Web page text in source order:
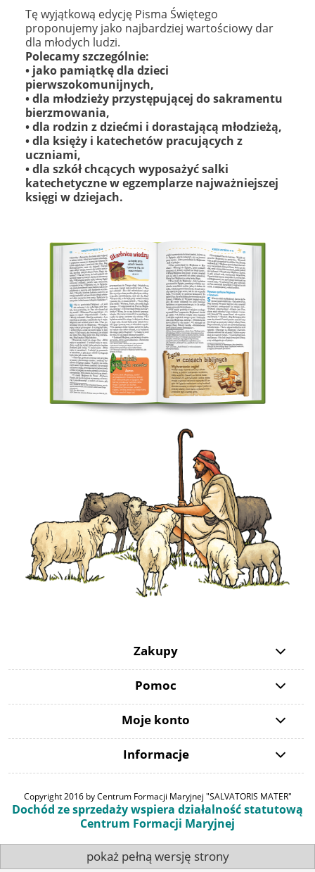
Tę wyjątkową edycję Pisma Świętego
proponujemy jako najbardziej wartościowy dar
dla młodych ludzi.
Polecamy szczególnie:
• jako pamiątkę dla dzieci
pierwszokomunijnych,
• dla młodzieży przystępującej do sakramentu
bierzmowania,
• dla rodzin z dziećmi i dorastającą młodzieżą,
• dla księży i katechetów pracujących z
uczniami,
• dla szkół chcących wyposażyć salki
katechetyczne w egzemplarze najważniejszej
księgi w dziejach.
Zakupy
Pomoc
Moje konto
Informacje
Copyright 2016 by Centrum Formacji Maryjnej "SALVATORIS MATER"
Dochód ze sprzedaży wspiera działalność statutową
Centrum Formacji Maryjnej
pokaż pełną wersję strony